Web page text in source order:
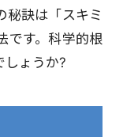
秘訣は「スキミ
です。科学的根
しょうか?